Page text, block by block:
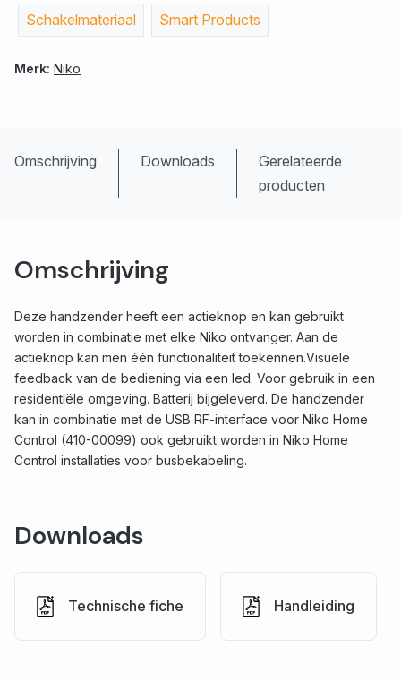
Schakelmateriaal Smart Products
Merk: Niko
Omschrijving Downloads
Gerelateerde
producten
Omschrijving
Deze handzender heeft een actieknop en kan gebruikt
worden in combinatie met elke Niko ontvanger. Aan de
actieknop kan men één functionaliteit toekennen.Visuele
feedback van de bediening via een led. Voor gebruik in een
residentiële omgeving. Batterij bijgeleverd. De handzender
kan in combinatie met de USB RF-interface voor Niko Home
Control (410-00099) ook gebruikt worden in Niko Home
Control installaties voor busbekabeling.
Downloads
Technische fiche Handleiding